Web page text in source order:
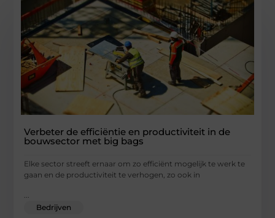
Verbeter de efficiëntie en productiviteit in de
bouwsector met big bags
Elke sector streeft ernaar om zo efficiënt mogelijk te werk te
gaan en de productiviteit te verhogen, zo ook in
Bedrijven